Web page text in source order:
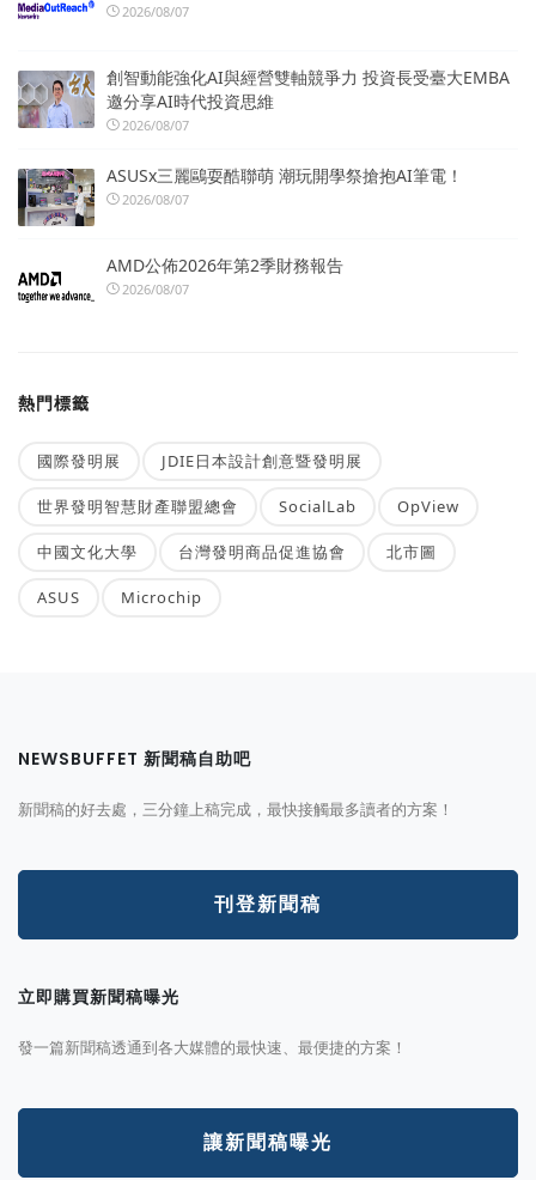
2026/08/07
創智動能強化AI與經營雙軸競爭力 投資長受臺大EMBA
邀分享AI時代投資思維
2026/08/07
ASUSx三麗鷗耍酷聯萌 潮玩開學祭搶抱AI筆電！
2026/08/07
AMD公佈2026年第2季財務報告
2026/08/07
熱門標籤
國際發明展 JDIE日本設計創意暨發明展
世界發明智慧財產聯盟總會 SocialLab OpView
中國文化大學 台灣發明商品促進協會 北市圖
ASUS Microchip
NEWSBUFFET 新聞稿自助吧
新聞稿的好去處，三分鐘上稿完成，最快接觸最多讀者的方案！
刊登新聞稿
立即購買新聞稿曝光
發一篇新聞稿透通到各大媒體的最快速、最便捷的方案！
讓新聞稿曝光